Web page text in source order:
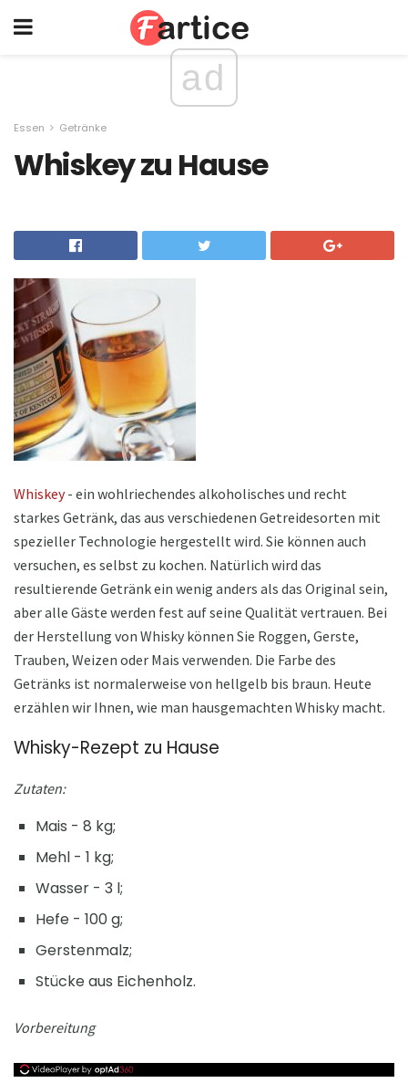
ad
Essen Getränke
Whiskey zu Hause
Whiskey- ein wohlriechendes alkoholisches und recht
starkes Getränk, das aus verschiedenen Getreidesorten mit
spezieller Technologie hergestellt wird. Sie können auch
versuchen, es selbst zu kochen. Natürlich wird das
resultierende Getränk ein wenig anders als das Original sein,
aber alle Gäste werden fest auf seine Qualität vertrauen. Bei
der Herstellung von Whisky können Sie Roggen, Gerste,
Trauben, Weizen oder Mais verwenden. Die Farbe des
Getränks ist normalerweise von hellgelb bis braun. Heute
erzählen wir Ihnen, wie man hausgemachten Whisky macht.
Whisky-Rezept zu Hause
Zutaten:
Mais - 8 kg;
Mehl - 1 kg;
Wasser - 3 l;
Hefe - 100 g;
Gerstenmalz;
Stücke aus Eichenholz.
Vorbereitung